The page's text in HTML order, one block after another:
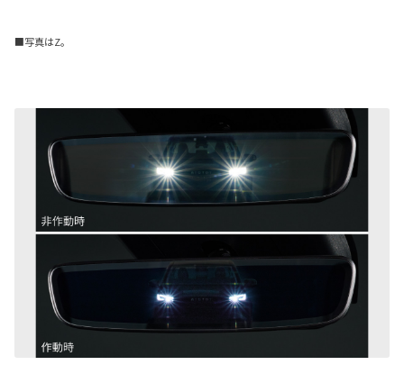
■写真はZ。